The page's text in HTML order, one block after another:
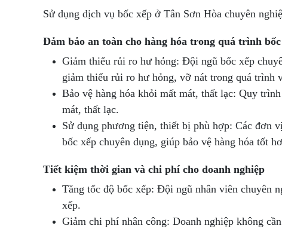
Sử dụng dịch vụ bốc xếp ở Tân Sơn Hòa chuyên
Đảm bảo an toàn cho hàng hóa trong quá trình
Giảm thiểu rủi ro hư hỏng: Đội ngũ bốc xếp
giảm thiểu rủi ro hư hỏng, vỡ nát trong quá trình
Bảo vệ hàng hóa khỏi mất mát, thất lạc: Quy
mát, thất lạc.
Sử dụng phương tiện, thiết bị phù hợp: Các đơn
bốc xếp chuyên dụng, giúp bảo vệ hàng hóa tốt
Tiết kiệm thời gian và chi phí cho doanh nghiệp
Tăng tốc độ bốc xếp: Đội ngũ nhân viên chuyên
xếp.
Giảm chi phí nhân công: Doanh nghiệp không